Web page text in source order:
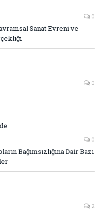
0
Sanat Evreni ve
0
0
Bağımsızlığına Dair Bazı
2